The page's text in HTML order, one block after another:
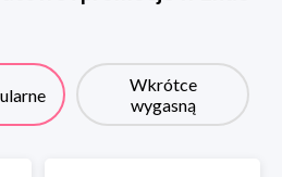
Wkrótce
wygasną